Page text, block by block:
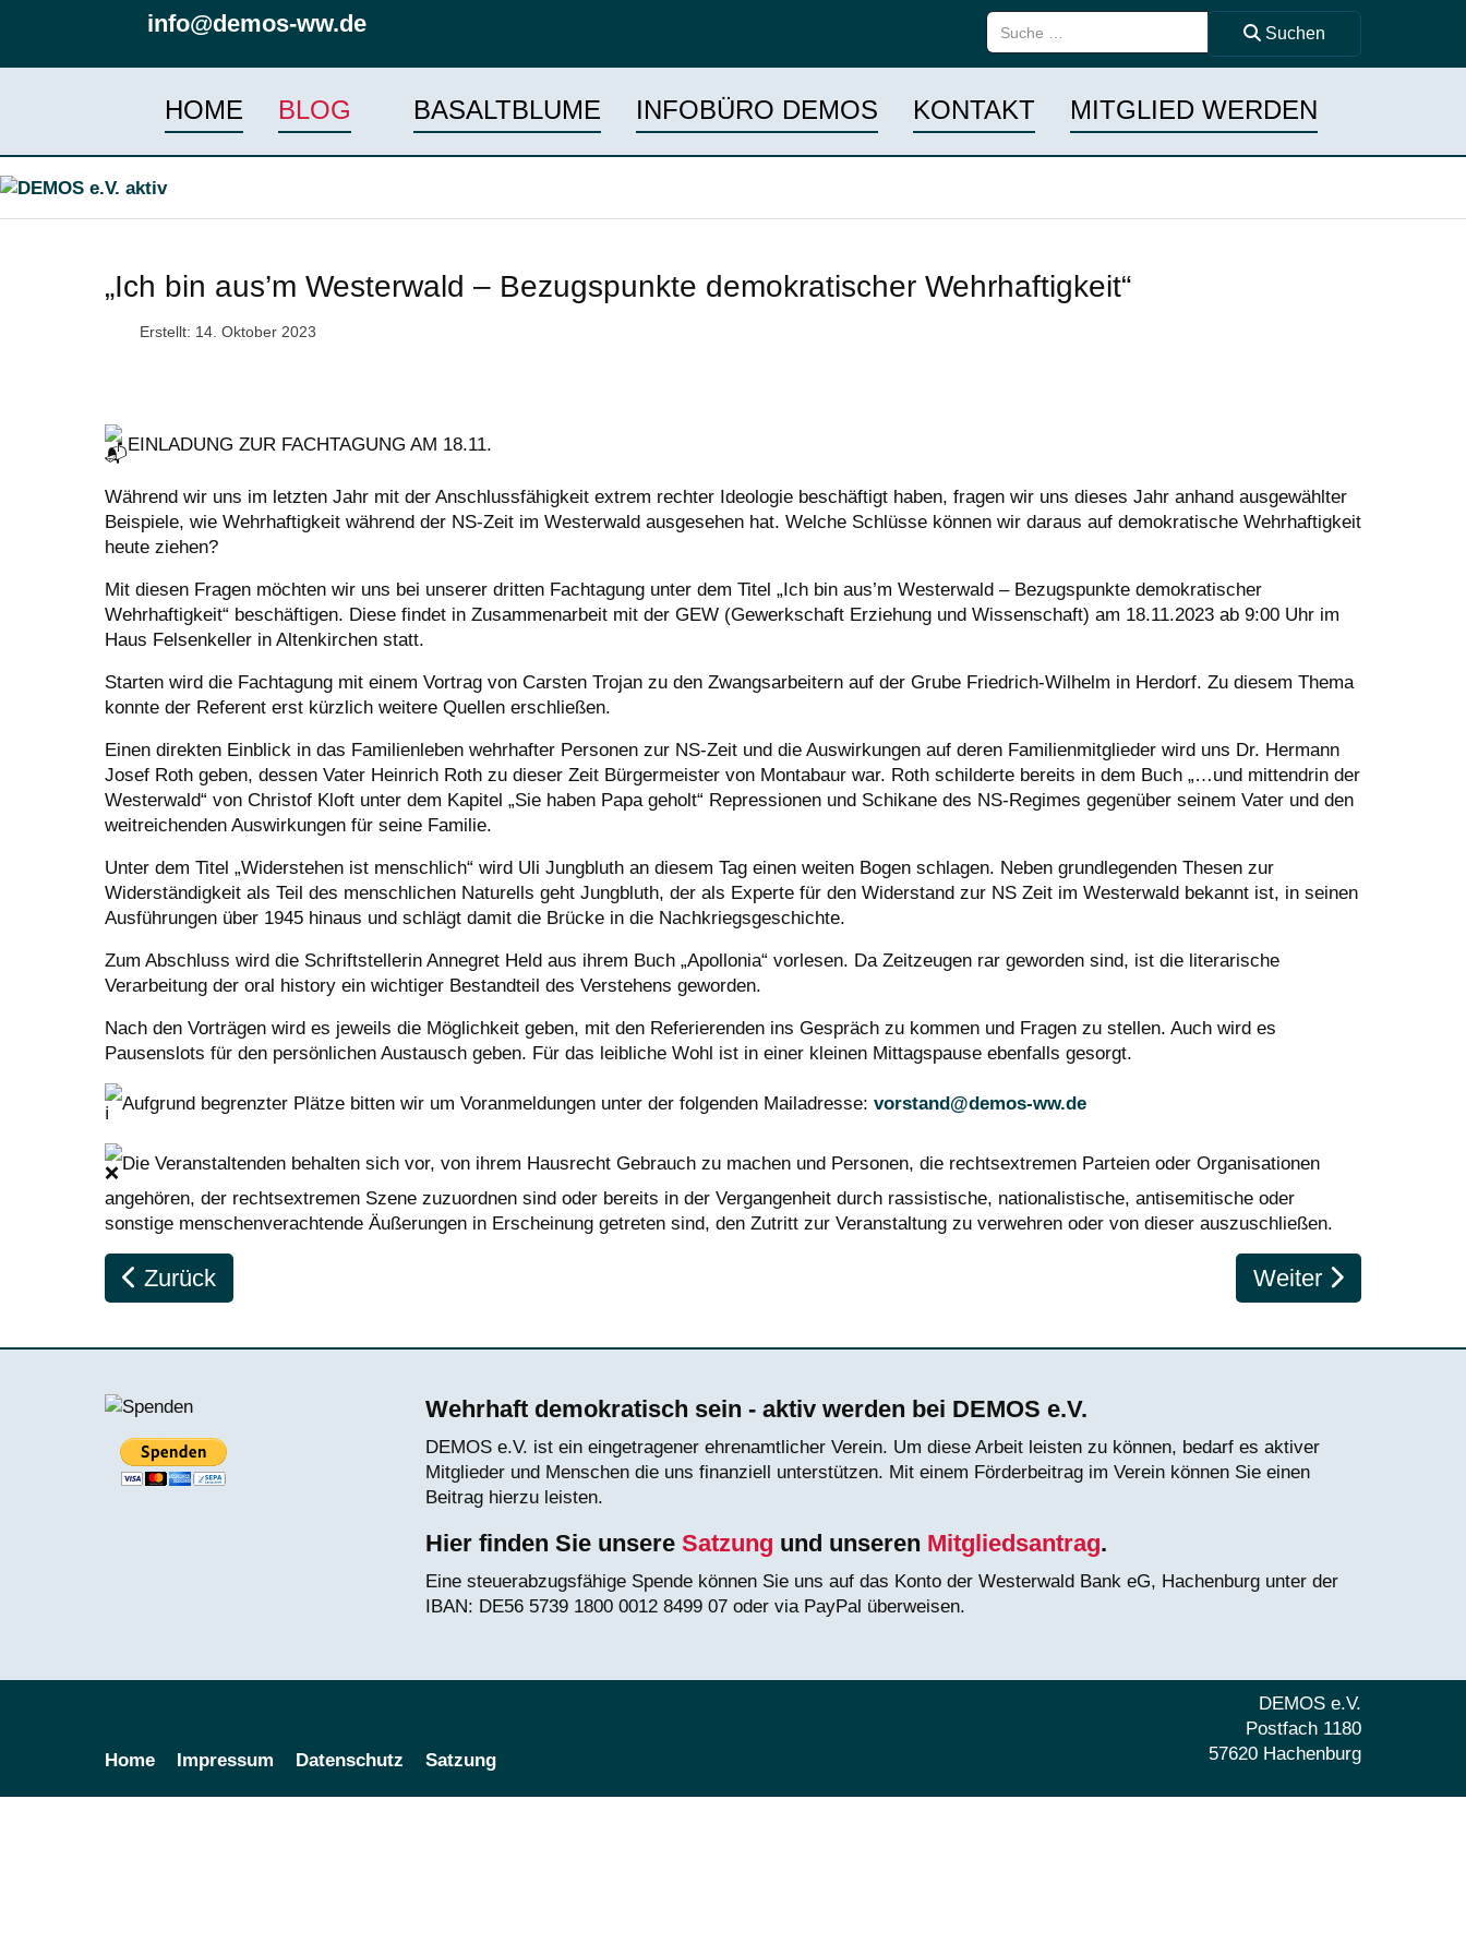
info@demos-ww.de Suchen ...
Suchen
HOME BLOG BASALTBLUME INFOBÜRO DEMOS KONTAKT MITGLIED WERDEN
„Ich bin aus’m Westerwald – Bezugspunkte demokratischer Wehrhaftigkeit“
Erstellt: 14. Oktober 2023
EINLADUNG ZUR FACHTAGUNG AM 18.11.
Während wir uns im letzten Jahr mit der Anschlussfähigkeit extrem rechter Ideologie beschäftigt haben, fragen wir uns dieses Jahr anhand ausgewählter
Beispiele, wie Wehrhaftigkeit während der NS-Zeit im Westerwald ausgesehen hat. Welche Schlüsse können wir daraus auf demokratische Wehrhaftigkeit
heute ziehen?
Mit diesen Fragen möchten wir uns bei unserer dritten Fachtagung unter dem Titel „Ich bin aus’m Westerwald – Bezugspunkte demokratischer
Wehrhaftigkeit“ beschäftigen. Diese findet in Zusammenarbeit mit der GEW (Gewerkschaft Erziehung und Wissenschaft) am 18.11.2023 ab 9:00 Uhr im
Haus Felsenkeller in Altenkirchen statt.
Starten wird die Fachtagung mit einem Vortrag von Carsten Trojan zu den Zwangsarbeitern auf der Grube Friedrich-Wilhelm in Herdorf. Zu diesem Thema
konnte der Referent erst kürzlich weitere Quellen erschließen.
Einen direkten Einblick in das Familienleben wehrhafter Personen zur NS-Zeit und die Auswirkungen auf deren Familienmitglieder wird uns Dr. Hermann
Josef Roth geben, dessen Vater Heinrich Roth zu dieser Zeit Bürgermeister von Montabaur war. Roth schilderte bereits in dem Buch „…und mittendrin der
Westerwald“ von Christof Kloft unter dem Kapitel „Sie haben Papa geholt“ Repressionen und Schikane des NS-Regimes gegenüber seinem Vater und den
weitreichenden Auswirkungen für seine Familie.
Unter dem Titel „Widerstehen ist menschlich“ wird Uli Jungbluth an diesem Tag einen weiten Bogen schlagen. Neben grundlegenden Thesen zur
Widerständigkeit als Teil des menschlichen Naturells geht Jungbluth, der als Experte für den Widerstand zur NS Zeit im Westerwald bekannt ist, in seinen
Ausführungen über 1945 hinaus und schlägt damit die Brücke in die Nachkriegsgeschichte.
Zum Abschluss wird die Schriftstellerin Annegret Held aus ihrem Buch „Apollonia“ vorlesen. Da Zeitzeugen rar geworden sind, ist die literarische
Verarbeitung der oral history ein wichtiger Bestandteil des Verstehens geworden.
Nach den Vorträgen wird es jeweils die Möglichkeit geben, mit den Referierenden ins Gespräch zu kommen und Fragen zu stellen. Auch wird es
Pausenslots für den persönlichen Austausch geben. Für das leibliche Wohl ist in einer kleinen Mittagspause ebenfalls gesorgt.
Aufgrund begrenzter Plätze bitten wir um Voranmeldungen unter der folgenden Mailadresse: vorstand@demos-ww.de
Die Veranstaltenden behalten sich vor, von ihrem Hausrecht Gebrauch zu machen und Personen, die rechtsextremen Parteien oder Organisationen
angehören, der rechtsextremen Szene zuzuordnen sind oder bereits in der Vergangenheit durch rassistische, nationalistische, antisemitische oder
sonstige menschenverachtende Äußerungen in Erscheinung getreten sind, den Zutritt zur Veranstaltung zu verwehren oder von dieser auszuschließen.
Vorheriger Beitrag: Gemeinsame Erklärung von SPD, Bündnis 90/Die Grünen und DEMOS e.V.
Zurück Nächster Beitrag:
Weiter
Wehrhaft demokratisch sein - aktiv werden bei DEMOS e.V.
DEMOS e.V. ist ein eingetragener ehrenamtlicher Verein. Um diese Arbeit leisten zu können, bedarf es aktiver
Mitglieder und Menschen die uns finanziell unterstützen. Mit einem Förderbeitrag im Verein können Sie einen
Beitrag hierzu leisten.
Hier finden Sie unsere Satzung und unseren Mitgliedsantrag.
Eine steuerabzugsfähige Spende können Sie uns auf das Konto der Westerwald Bank eG, Hachenburg unter der
IBAN: DE56 5739 1800 0012 8499 07 oder via PayPal überweisen.
Home Impressum Datenschutz Satzung
DEMOS e.V.
Postfach 1180
57620 Hachenburg